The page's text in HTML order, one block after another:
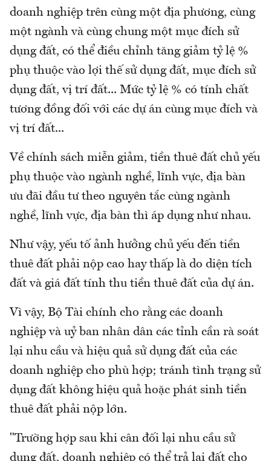
doanh nghiệp trên cùng một địa phương, cùng
một ngành và cùng chung một mục đích sử
dụng đất, có thể điều chỉnh tăng giảm tỷ lệ %
phụ thuộc vào lợi thế sử dụng đất, mục đích sử
dụng đất, vị trí đất... Mức tỷ lệ % có tính chất
tương đồng đối với các dự án cùng mục đích và
vị trí đất...
Về chính sách miễn giảm, tiền thuê đất chủ yếu
phụ thuộc vào ngành nghề, lĩnh vực, địa bàn
ưu đãi đầu tư theo nguyên tắc cùng ngành
nghề, lĩnh vực, địa bàn thì áp dụng như nhau.
Như vậy, yếu tố ảnh hưởng chủ yếu đến tiền
thuê đất phải nộp cao hay thấp là do diện tích
đất và giá đất tính thu tiền thuê đất của dự án.
Vì vậy, Bộ Tài chính cho rằng các doanh
nghiệp và uỷ ban nhân dân các tỉnh cần rà soát
lại nhu cầu và hiệu quả sử dụng đất của các
doanh nghiệp cho phù hợp; tránh tình trạng sử
dụng đất không hiệu quả hoặc phát sinh tiền
thuê đất phải nộp lớn.
"Trường hợp sau khi cân đối lại nhu cầu sử
dụng đất, doanh nghiệp có thể trả lại đất cho